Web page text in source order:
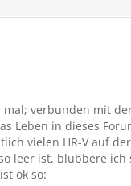
verbunden mit
Leben in dieses
vielen HR-V auf
leer ist, blubbere ich
ok so: